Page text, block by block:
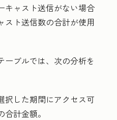
キャスト送信がない場合
スト送信数の合計が使用
ーブルでは、次の分析を
択した期間にアクセス可
計金額。